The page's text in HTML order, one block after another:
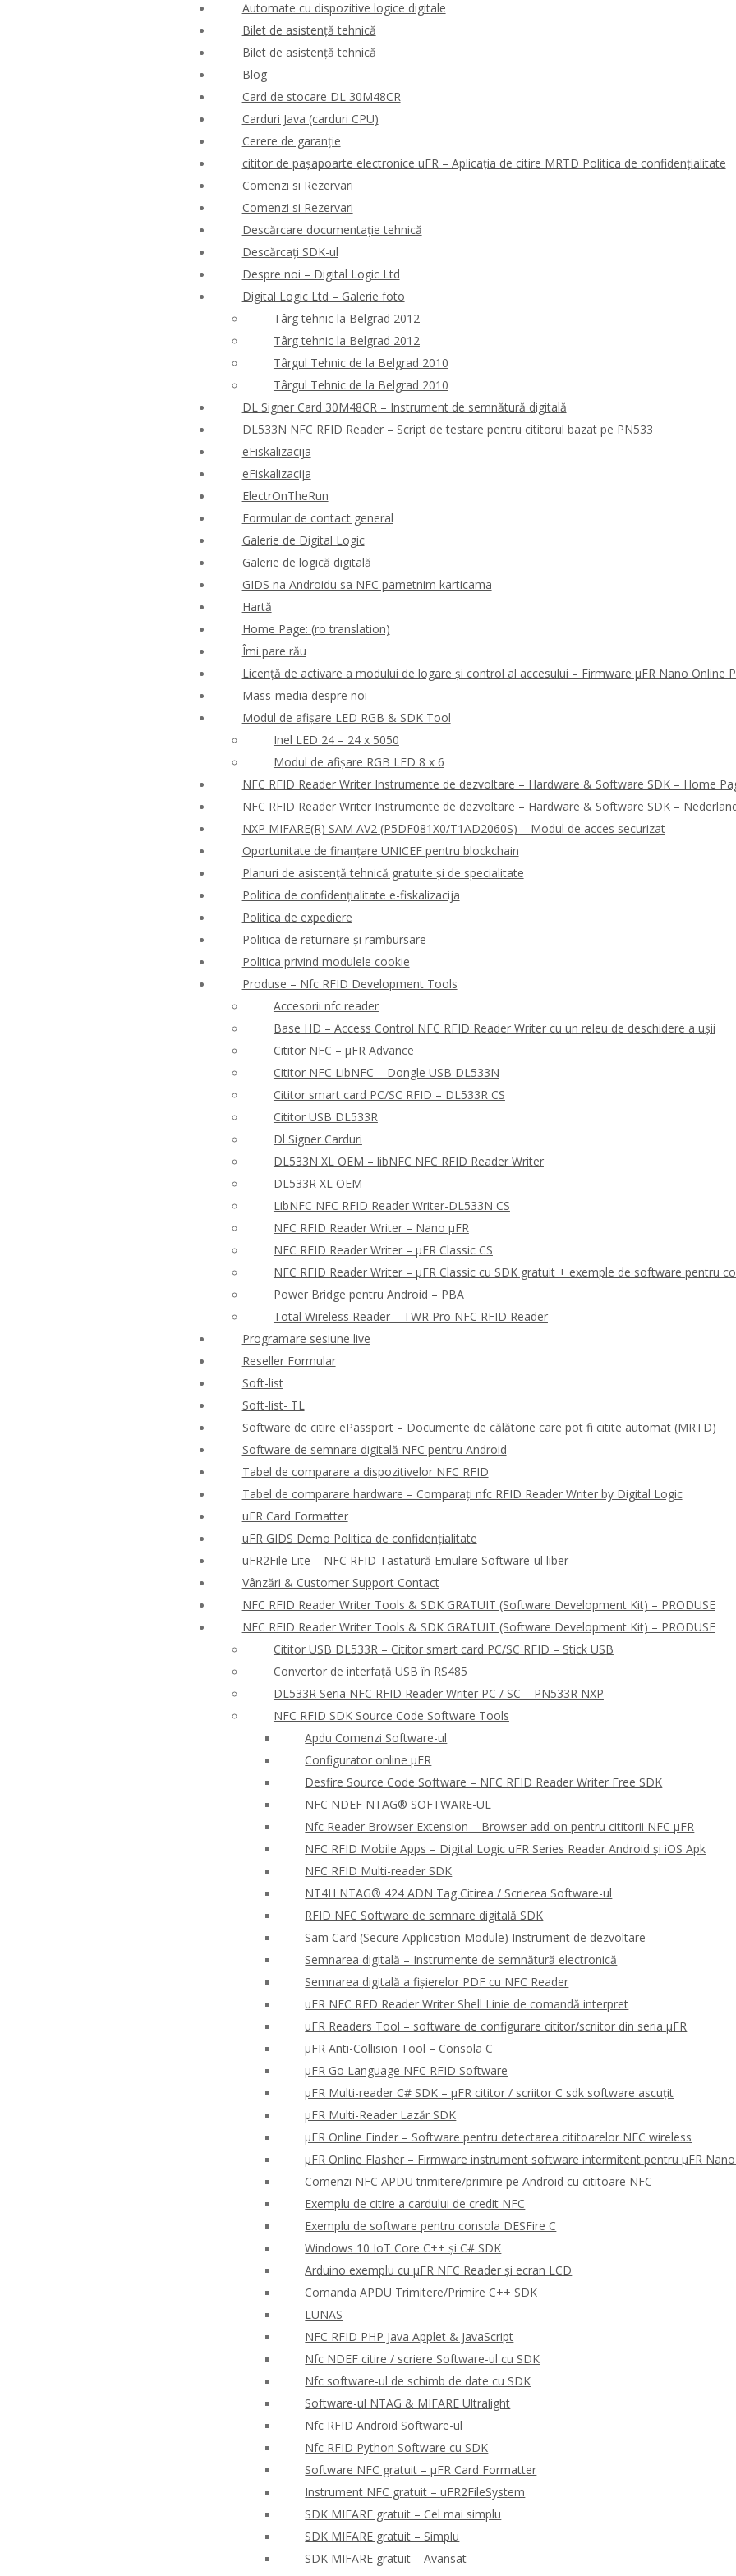
Automate cu dispozitive logice digitale
Bilet de asistență tehnică
Bilet de asistență tehnică
Blog
Card de stocare DL 30M48CR
Carduri Java (carduri CPU)
Cerere de garanție
cititor de pașapoarte electronice uFR – Aplicația de citire MRTD Politica de confidențialitate
Comenzi si Rezervari
Comenzi si Rezervari
Descărcare documentație tehnică
Descărcați SDK-ul
Despre noi – Digital Logic Ltd
Digital Logic Ltd – Galerie foto
Târg tehnic la Belgrad 2012
Târg tehnic la Belgrad 2012
Târgul Tehnic de la Belgrad 2010
Târgul Tehnic de la Belgrad 2010
DL Signer Card 30M48CR – Instrument de semnătură digitală
DL533N NFC RFID Reader – Script de testare pentru cititorul bazat pe PN533
eFiskalizacija
eFiskalizacija
ElectrOnTheRun
Formular de contact general
Galerie de Digital Logic
Galerie de logică digitală
GIDS na Androidu sa NFC pametnim karticama
Hartă
Home Page: (ro translation)
Îmi pare rău
Licență de activare a modului de logare și control al accesului – Firmware μFR Nano Online
Mass-media despre noi
Modul de afișare LED RGB & SDK Tool
Inel LED 24 – 24 x 5050
Modul de afișare RGB LED 8 x 6
NFC RFID Reader Writer Instrumente de dezvoltare – Hardware & Software SDK – Home
NFC RFID Reader Writer Instrumente de dezvoltare – Hardware & Software SDK –
NXP MIFARE(R) SAM AV2 (P5DF081X0/T1AD2060S) – Modul de acces securizat
Oportunitate de finanțare UNICEF pentru blockchain
Planuri de asistență tehnică gratuite și de specialitate
Politica de confidențialitate e-fiskalizacija
Politica de expediere
Politica de returnare și rambursare
Politica privind modulele cookie
Produse – Nfc RFID Development Tools
Accesorii nfc reader
Base HD – Access Control NFC RFID Reader Writer cu un releu de deschidere a ușii
Cititor NFC – μFR Advance
Cititor NFC LibNFC – Dongle USB DL533N
Cititor smart card PC/SC RFID – DL533R CS
Cititor USB DL533R
Dl Signer Carduri
DL533N XL OEM – libNFC NFC RFID Reader Writer
DL533R XL OEM
LibNFC NFC RFID Reader Writer-DL533N CS
NFC RFID Reader Writer – Nano μFR
NFC RFID Reader Writer – μFR Classic CS
NFC RFID Reader Writer – μFR Classic cu SDK gratuit + exemple de software pentru
Power Bridge pentru Android – PBA
Total Wireless Reader – TWR Pro NFC RFID Reader
Programare sesiune live
Reseller Formular
Soft-list
Soft-list- TL
Software de citire ePassport – Documente de călătorie care pot fi citite automat (MRTD)
Software de semnare digitală NFC pentru Android
Tabel de comparare a dispozitivelor NFC RFID
Tabel de comparare hardware – Comparați nfc RFID Reader Writer by Digital Logic
uFR Card Formatter
uFR GIDS Demo Politica de confidențialitate
uFR2File Lite – NFC RFID Tastatură Emulare Software-ul liber
Vânzări & Customer Support Contact
NFC RFID Reader Writer Tools & SDK GRATUIT (Software Development Kit) – PRODUSE
NFC RFID Reader Writer Tools & SDK GRATUIT (Software Development Kit) – PRODUSE
Cititor USB DL533R – Cititor smart card PC/SC RFID – Stick USB
Convertor de interfață USB în RS485
DL533R Seria NFC RFID Reader Writer PC / SC – PN533R NXP
NFC RFID SDK Source Code Software Tools
Apdu Comenzi Software-ul
Configurator online μFR
Desfire Source Code Software – NFC RFID Reader Writer Free SDK
NFC NDEF NTAG® SOFTWARE-UL
Nfc Reader Browser Extension – Browser add-on pentru cititorii NFC μFR
NFC RFID Mobile Apps – Digital Logic uFR Series Reader Android și iOS Apk
NFC RFID Multi-reader SDK
NT4H NTAG® 424 ADN Tag Citirea / Scrierea Software-ul
RFID NFC Software de semnare digitală SDK
Sam Card (Secure Application Module) Instrument de dezvoltare
Semnarea digitală – Instrumente de semnătură electronică
Semnarea digitală a fișierelor PDF cu NFC Reader
uFR NFC RFD Reader Writer Shell Linie de comandă interpret
uFR Readers Tool – software de configurare cititor/scriitor din seria μFR
μFR Anti-Collision Tool – Consola C
μFR Go Language NFC RFID Software
μFR Multi-reader C# SDK – μFR cititor / scriitor C sdk software ascuțit
μFR Multi-Reader Lazăr SDK
μFR Online Finder – Software pentru detectarea cititoarelor NFC wireless
μFR Online Flasher – Firmware instrument software intermitent pentru μFR
Comenzi NFC APDU trimitere/primire pe Android cu cititoare NFC
Exemplu de citire a cardului de credit NFC
Exemplu de software pentru consola DESFire C
Windows 10 IoT Core C++ și C# SDK
Arduino exemplu cu μFR NFC Reader și ecran LCD
Comanda APDU Trimitere/Primire C++ SDK
LUNAS
NFC RFID PHP Java Applet & JavaScript
Nfc NDEF citire / scriere Software-ul cu SDK
Nfc software-ul de schimb de date cu SDK
Software-ul NTAG & MIFARE Ultralight
Nfc RFID Android Software-ul
Nfc RFID Python Software cu SDK
Software NFC gratuit – μFR Card Formatter
Instrument NFC gratuit – uFR2FileSystem
SDK MIFARE gratuit – Cel mai simplu
SDK MIFARE gratuit – Simplu
SDK MIFARE gratuit – Avansat